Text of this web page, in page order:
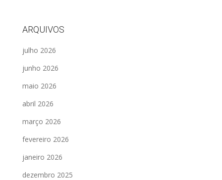
ARQUIVOS
julho 2026
junho 2026
maio 2026
abril 2026
março 2026
fevereiro 2026
janeiro 2026
dezembro 2025